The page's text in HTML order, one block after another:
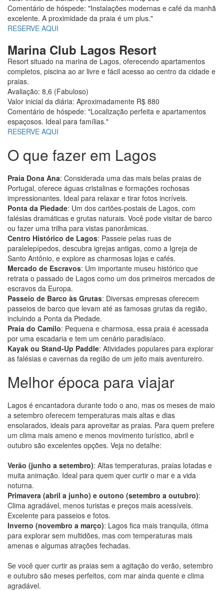
Comentário de hóspede: "Instalações modernas e café da manhã
excelente. A proximidade da praia é um plus."
RESERVE AQUI
Marina Club Lagos Resort
Resort situado na marina de Lagos, oferecendo apartamentos
completos, piscina ao ar livre e fácil acesso ao centro da cidade e
praias.
Avaliação: 8,6 (Fabuloso)
Valor inicial da diária: Aproximadamente R$ 880
Comentário de hóspede: "Localização perfeita e apartamentos
espaçosos. Ideal para famílias."
RESERVE AQUI
O que fazer em Lagos
Praia Dona Ana: Considerada uma das mais belas praias de
Portugal, oferece águas cristalinas e formações rochosas
impressionantes. Ideal para relaxar e tirar fotos incríveis.
Ponta da Piedade: Um dos cartões-postais de Lagos, com
falésias dramáticas e grutas naturais. Você pode visitar de barco
ou fazer uma trilha para vistas panorâmicas.
Centro Histórico de Lagos: Passeie pelas ruas de
paralelepípedos, descubra igrejas antigas, como a Igreja de
Santo Antônio, e explore as charmosas lojas e cafés.
Mercado de Escravos: Um importante museu histórico que
retrata o passado de Lagos como um dos primeiros mercados de
escravos da Europa.
Passeio de Barco às Grutas: Diversas empresas oferecem
passeios de barco que levam até as famosas grutas da região,
incluindo a Ponta da Piedade.
Praia do Camilo: Pequena e charmosa, essa praia é acessada
por uma escadaria e tem um cenário paradisíaco.
Kayak ou Stand-Up Paddle: Atividades populares para explorar
as falésias e cavernas da região de um jeito mais aventureiro.
Melhor época para viajar
Lagos é encantadora durante todo o ano, mas os meses de maio
a setembro oferecem temperaturas mais altas e dias
ensolarados, ideais para aproveitar as praias. Para quem prefere
um clima mais ameno e menos movimento turístico, abril e
outubro são excelentes opções. Veja no detalhe:
Verão (junho a setembro): Altas temperaturas, praias lotadas e
muita animação. Ideal para quem quer curtir o mar e a vida
noturna.
Primavera (abril a junho) e outono (setembro a outubro):
Clima agradável, menos turistas e preços mais acessíveis.
Excelente para passeios e fotos.
Inverno (novembro a março): Lagos fica mais tranquila, ótima
para explorar sem multidões, mas com temperaturas mais
amenas e algumas atrações fechadas.
Se você quer curtir as praias sem a agitação do verão, setembro
e outubro são meses perfeitos, com mar ainda quente e clima
agradável.